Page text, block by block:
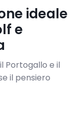
ideale
e
Portogallo e il
il pensiero